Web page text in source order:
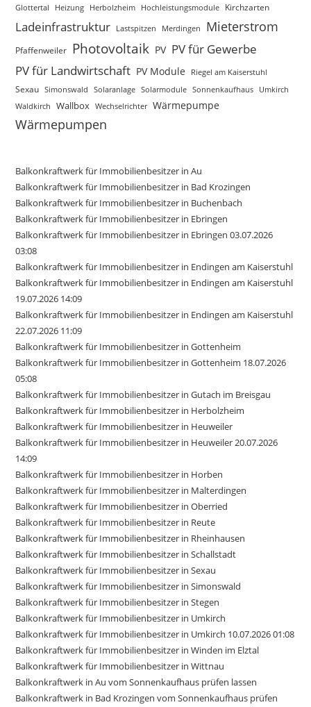
Glottertal
Heizung Herbolzheim Hochleistungsmodule Kirchzarten
Ladeinfrastruktur Lastspitzen Merdingen Mieterstrom
Pfaffenweiler Photovoltaik PV PV für Gewerbe
PV für Landwirtschaft PV Module Riegel am Kaiserstuhl
Sexau Simonswald Solaranlage Solarmodule Sonnenkaufhaus Umkirch
Waldkirch Wallbox Wechselrichter Wärmepumpe
Wärmepumpen
Balkonkraftwerk für Immobilienbesitzer in Au
Balkonkraftwerk für Immobilienbesitzer in Bad Krozingen
Balkonkraftwerk für Immobilienbesitzer in Buchenbach
Balkonkraftwerk für Immobilienbesitzer in Ebringen
Balkonkraftwerk für Immobilienbesitzer in Ebringen 03.07.2026
03:08
Balkonkraftwerk für Immobilienbesitzer in Endingen am Kaiserstuhl
Balkonkraftwerk für Immobilienbesitzer in Endingen am Kaiserstuhl
19.07.2026 14:09
Balkonkraftwerk für Immobilienbesitzer in Endingen am Kaiserstuhl
22.07.2026 11:09
Balkonkraftwerk für Immobilienbesitzer in Gottenheim
Balkonkraftwerk für Immobilienbesitzer in Gottenheim 18.07.2026
05:08
Balkonkraftwerk für Immobilienbesitzer in Gutach im Breisgau
Balkonkraftwerk für Immobilienbesitzer in Herbolzheim
Balkonkraftwerk für Immobilienbesitzer in Heuweiler
Balkonkraftwerk für Immobilienbesitzer in Heuweiler 20.07.2026
14:09
Balkonkraftwerk für Immobilienbesitzer in Horben
Balkonkraftwerk für Immobilienbesitzer in Malterdingen
Balkonkraftwerk für Immobilienbesitzer in Oberried
Balkonkraftwerk für Immobilienbesitzer in Reute
Balkonkraftwerk für Immobilienbesitzer in Rheinhausen
Balkonkraftwerk für Immobilienbesitzer in Schallstadt
Balkonkraftwerk für Immobilienbesitzer in Sexau
Balkonkraftwerk für Immobilienbesitzer in Simonswald
Balkonkraftwerk für Immobilienbesitzer in Stegen
Balkonkraftwerk für Immobilienbesitzer in Umkirch
Balkonkraftwerk für Immobilienbesitzer in Umkirch 10.07.2026 01:08
Balkonkraftwerk für Immobilienbesitzer in Winden im Elztal
Balkonkraftwerk für Immobilienbesitzer in Wittnau
Balkonkraftwerk in Au vom Sonnenkaufhaus prüfen lassen
Balkonkraftwerk in Bad Krozingen vom Sonnenkaufhaus prüfen